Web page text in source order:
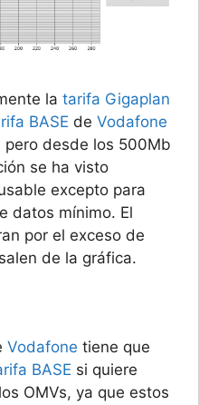
la tarifa Gigaplan
BASE de Vodafone
pero desde los 500Mb
se ha visto
excepto para
datos mínimo. El
por el exceso de
de la gráfica.
Vodafone tiene que
BASE si quiere
OMVs, ya que estos